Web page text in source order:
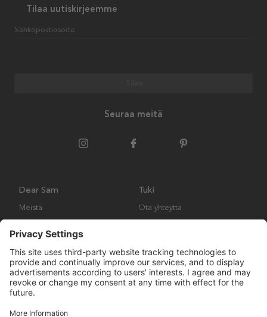
Tilaa uutiskirjeemme
Sähköpostiosoite
Seuraa meitä
Dear Sam
Meistä
Tuki
Ota yhteyttä
Palautukset ja vaatimukset